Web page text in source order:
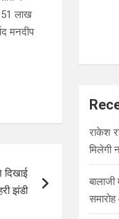
लाख
मनदीप
दिखाई
झंडी
राकेश
मिलेगी